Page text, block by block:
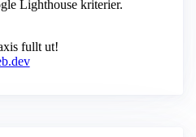
Lighthouse kriterier.
fullt ut!